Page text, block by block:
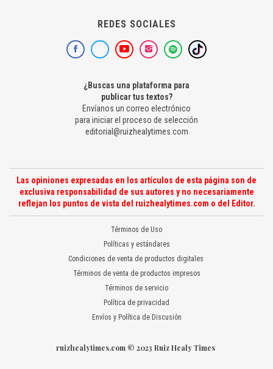
REDES SOCIALES
¿Buscas una plataforma para
publicar tus textos?
Envíanos un correo electrónico
para iniciar el proceso de selección
editorial@ruizhealytimes.com
Las opiniones expresadas en los artículos de esta página son de
exclusiva responsabilidad de sus autores y no necesariamente
reflejan los puntos de vista del ruizhealytimes.com o del Editor.
Términos de Uso
Políticas y estándares
Condiciones de venta de productos digitales
Términos de venta de productos impresos
Términos de servicio
Política de privacidad
Envíos y Política de Discusión
ruizhealytimes.com © 2023 Ruiz Healy Times